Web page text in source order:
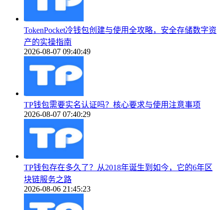
TokenPocket冷钱包创建与使用全攻略，安全存储数字资
产的实操指南
2026-08-07 09:40:49
TP钱包需要实名认证吗？核心要求与使用注意事项
2026-08-07 07:40:29
TP钱包存在多久了？从2018年诞生到如今，它的6年区
块链服务之路
2026-08-06 21:45:23